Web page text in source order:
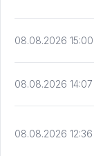
08.08.2026 15:00
08.08.2026 14:07
08.08.2026 12:36